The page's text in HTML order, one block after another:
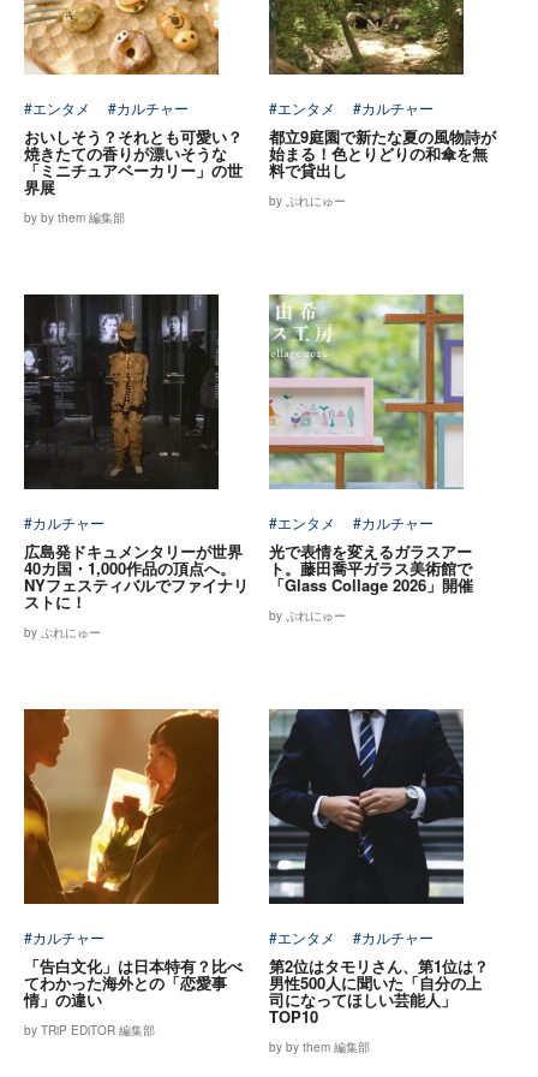
#エンタメ #カルチャー
おいしそう？それとも可愛い？
焼きたての香りが漂いそうな
「ミニチュアベーカリー」の世
界展
by by them 編集部
#エンタメ #カルチャー
都立9庭園で新たな夏の風物詩が
始まる！色とりどりの和傘を無
料で貸出し
by ぷれにゅー
#カルチャー
広島発ドキュメンタリーが世界
40カ国・1,000作品の頂点へ。
NYフェスティバルでファイナリ
ストに！
by ぷれにゅー
#エンタメ #カルチャー
光で表情を変えるガラスアー
ト。藤田喬平ガラス美術館で
「Glass Collage 2026」開催
by ぷれにゅー
#カルチャー
「告白文化」は日本特有？比べ
てわかった海外との「恋愛事
情」の違い
by TRiP EDiTOR 編集部
#エンタメ #カルチャー
第2位はタモリさん、第1位は？
男性500人に聞いた「自分の上
司になってほしい芸能人」
TOP10
by by them 編集部